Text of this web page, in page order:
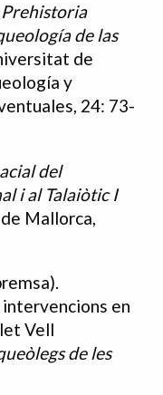
Prehistoria
de las
de
y
24: 73-
del
i al Talaiòtic I
Mallorca,
en
Vell
de les